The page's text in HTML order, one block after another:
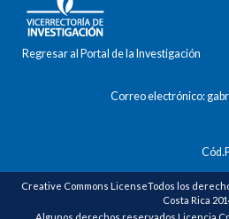
Regresar al Portal de la Investigación
Correo electrónico:
Creative Commons LicenseTodos los
Costa Rica